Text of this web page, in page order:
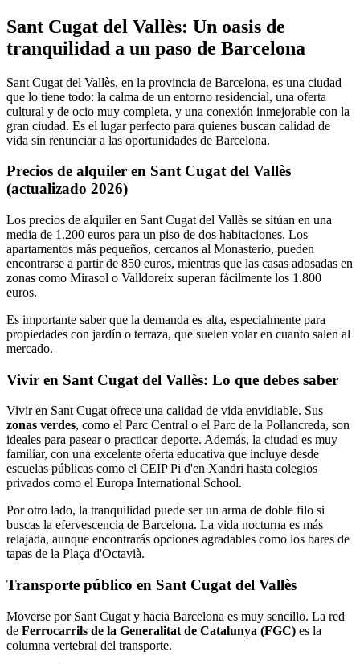
Sant Cugat del Vallès: Un oasis de
tranquilidad a un paso de Barcelona
Sant Cugat del Vallès, en la provincia de Barcelona, es una ciudad
que lo tiene todo: la calma de un entorno residencial, una oferta
cultural y de ocio muy completa, y una conexión inmejorable con la
gran ciudad. Es el lugar perfecto para quienes buscan calidad de
vida sin renunciar a las oportunidades de Barcelona.
Precios de alquiler en Sant Cugat del Vallès
(actualizado 2026)
Los precios de alquiler en Sant Cugat del Vallès se sitúan en una
media de 1.200 euros para un piso de dos habitaciones. Los
apartamentos más pequeños, cercanos al Monasterio, pueden
encontrarse a partir de 850 euros, mientras que las casas adosadas en
zonas como Mirasol o Valldoreix superan fácilmente los 1.800
euros.
Es importante saber que la demanda es alta, especialmente para
propiedades con jardín o terraza, que suelen volar en cuanto salen al
mercado.
Vivir en Sant Cugat del Vallès: Lo que debes saber
Vivir en Sant Cugat ofrece una calidad de vida envidiable. Sus
zonas verdes, como el Parc Central o el Parc de la Pollancreda, son
ideales para pasear o practicar deporte. Además, la ciudad es muy
familiar, con una excelente oferta educativa que incluye desde
escuelas públicas como el CEIP Pi d'en Xandri hasta colegios
privados como el Europa International School.
Por otro lado, la tranquilidad puede ser un arma de doble filo si
buscas la efervescencia de Barcelona. La vida nocturna es más
relajada, aunque encontrarás opciones agradables como los bares de
tapas de la Plaça d'Octavià.
Transporte público en Sant Cugat del Vallès
Moverse por Sant Cugat y hacia Barcelona es muy sencillo. La red
de Ferrocarrils de la Generalitat de Catalunya (FGC) es la
columna vertebral del transporte.